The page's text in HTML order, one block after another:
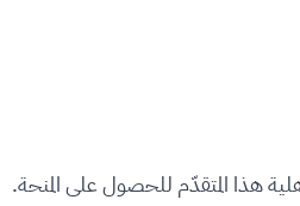
هذا المتقدّم للحصول على المنحة.